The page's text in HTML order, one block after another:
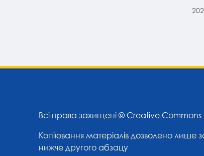
Всі права захищені © Creative Commons
Копіювання матеріалів дозволено лише
нижче другого абзацу